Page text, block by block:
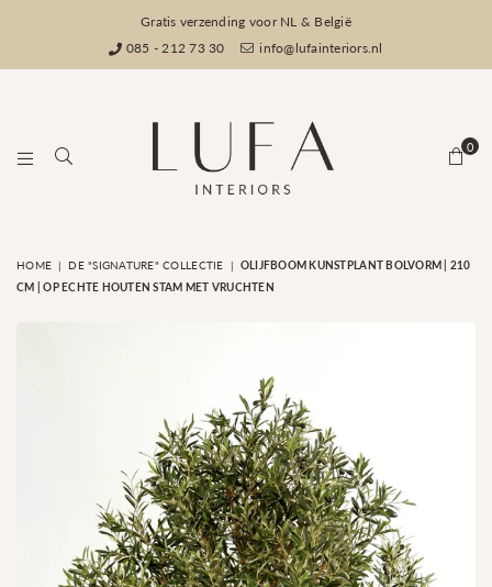
Gratis verzending voor NL & België
085 - 212 73 30
info@lufainteriors.nl
LUFA
INTERIORS
0
HOME | DE "SIGNATURE" COLLECTIE | OLIJFBOOM KUNSTPLANT BOLVORM | 210
CM | OP ECHTE HOUTEN STAM MET VRUCHTEN